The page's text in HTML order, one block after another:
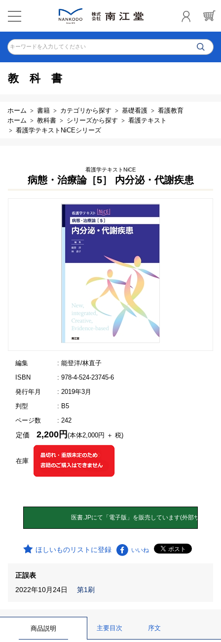
キーワードを入力してください
教科書
ホーム 書籍 カテゴリから探す 基礎看護
看護教育
ホーム
教科書 シリーズから探す
看護テキスト
看護学テキストNiCEシリーズ
看護学テキストNiCE
病態・治療論［5］ 内分泌・代謝疾患
編集
: 能登洋/林直子
ISBN
: 978-4-524-23745-6
発行年月
: 2019年3月
判型
: B5
ページ数
: 242
在庫
定価2,200円(本体2,000円 ＋ 税)
ほしいものリストに登録 いいね
正誤表
2022年10月24日
第1刷
商品説明 主要目次 序文